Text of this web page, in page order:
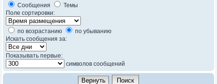
Сообщения
Темы
Поле сортировки:
по возрастанию
по убыванию
Искать сообщения за:
Показывать первые:
символов сообщений